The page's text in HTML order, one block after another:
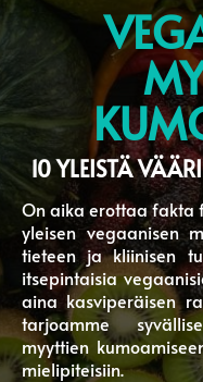
10 YLEISTÄ
On aika erottaa fakta
yleisen vegaanisen
tieteen ja kliinisen
itsepintaisia
aina kasviperäisen
tarjoamme
myyttien
mielipiteisiin.